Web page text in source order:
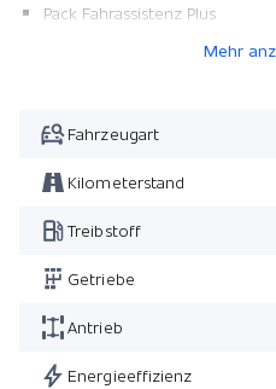
Pack Fahrassistenz Plus
Warnweste für Fahrer
Pack Energizing Air Control
Pack AMG Night II
Mittelkonsole in schwarz
Leichtmetallräder 21" AMG
Pack Winter
Mehr
Fahrzeugart
Kilometerstand
Treibstoff
Getriebe
Antrieb
Energieeffizienz